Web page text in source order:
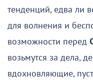
тенденций, едва ли
для волнения и
возможности перед
возьмутся за дела,
вдохновляющие,